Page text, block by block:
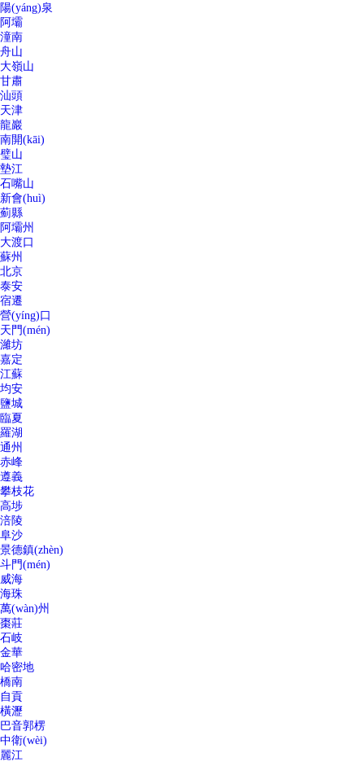
陽(yáng)泉
阿壩
潼南
舟山
大嶺山
甘肅
汕頭
天津
龍巖
南開(kāi)
璧山
墊江
石嘴山
新會(huì)
薊縣
阿壩州
大渡口
蘇州
北京
泰安
宿遷
營(yíng)口
天門(mén)
濰坊
嘉定
江蘇
均安
鹽城
臨夏
羅湖
通州
赤峰
遵義
攀枝花
高埗
涪陵
阜沙
景德鎮(zhèn)
斗門(mén)
威海
海珠
萬(wàn)州
棗莊
石岐
金華
哈密地
橋南
自貢
橫瀝
巴音郭楞
中衛(wèi)
麗江